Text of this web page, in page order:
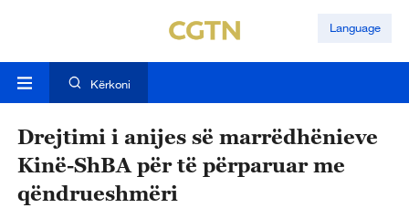
Language
Kërkoni
Drejtimi i anijes së marrëdhënieve
Kinë-ShBA për të përparuar me
qëndrueshmëri